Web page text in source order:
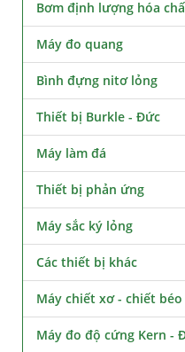
Bơm định lượng hóa
Máy đo quang
Bình đựng nitơ lỏng
Thiết bị Burkle - Đức
Máy làm đá
Thiết bị phản ứng
Máy sắc ký lỏng
Các thiết bị khác
Máy chiết xơ - chiết béo
Máy đo độ cứng Kern -